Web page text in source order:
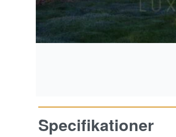
Specifikationer